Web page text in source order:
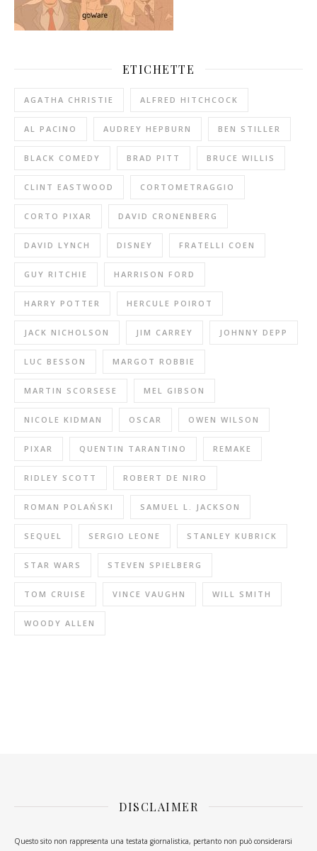
ETICHETTE
AGATHA CHRISTIE ALFRED HITCHCOCK
AL PACINO AUDREY HEPBURN BEN STILLER
BLACK COMEDY BRAD PITT BRUCE WILLIS
CLINT EASTWOOD CORTOMETRAGGIO
CORTO PIXAR DAVID CRONENBERG
DAVID LYNCH DISNEY FRATELLI COEN
GUY RITCHIE HARRISON FORD
HARRY POTTER HERCULE POIROT
JACK NICHOLSON JIM CARREY JOHNNY DEPP
LUC BESSON MARGOT ROBBIE
MARTIN SCORSESE MEL GIBSON
NICOLE KIDMAN OSCAR OWEN WILSON
PIXAR QUENTIN TARANTINO REMAKE
RIDLEY SCOTT ROBERT DE NIRO
ROMAN POLAŃSKI SAMUEL L. JACKSON
SEQUEL SERGIO LEONE STANLEY KUBRICK
STAR WARS STEVEN SPIELBERG
TOM CRUISE VINCE VAUGHN WILL SMITH
WOODY ALLEN
DISCLAIMER
Questo sito non rappresenta una testata giornalistica, pertanto non può considerarsi